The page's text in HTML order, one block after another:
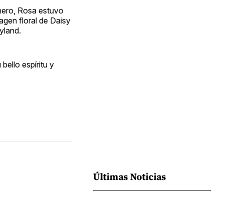
Rosa estuvo
floral de Daisy
bello espíritu y
Últimas Noticias